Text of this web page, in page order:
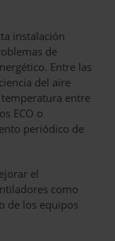
instalación
de
Entre las
del aire
entre
ECO o
periódico de
el
como
de los equipos